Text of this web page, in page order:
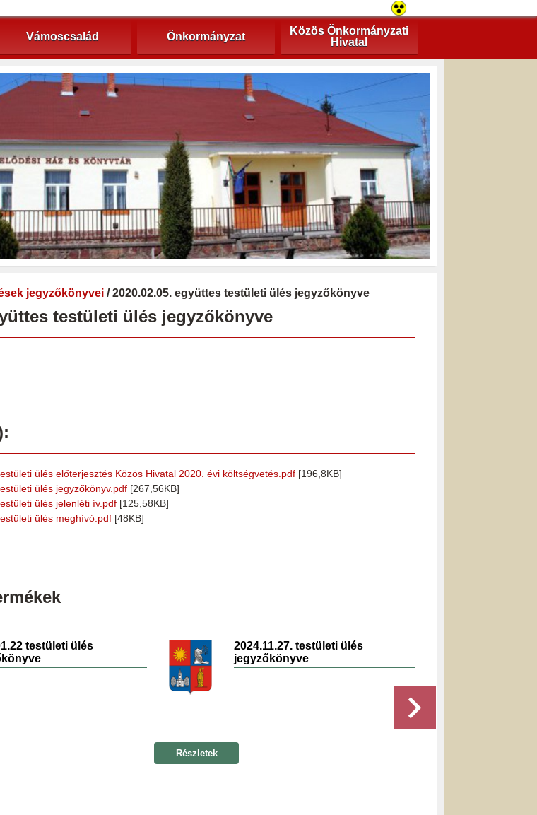
Vámoscsalád Önkormányzat
Közös Önkormányzati
Hivatal
jegyzőkönyvei / 2020.02.05. együttes testületi ülés jegyzőkönyve
testületi ülés jegyzőkönyve
ülés előterjesztés Közös Hivatal 2020. évi költségvetés.pdf [196,8KB]
ülés jegyzőkönyv.pdf [267,56KB]
ülés jelenléti ív.pdf [125,58KB]
ülés meghívó.pdf [48KB]
testületi ülés
2024.11.27. testületi ülés
jegyzőkönyve
Részletek